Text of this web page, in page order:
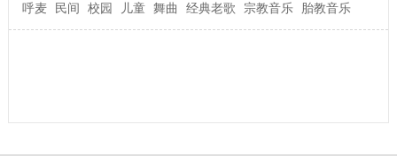
呼麦
民间 校园 儿童 舞曲 经典老歌 宗教音乐 胎教音乐